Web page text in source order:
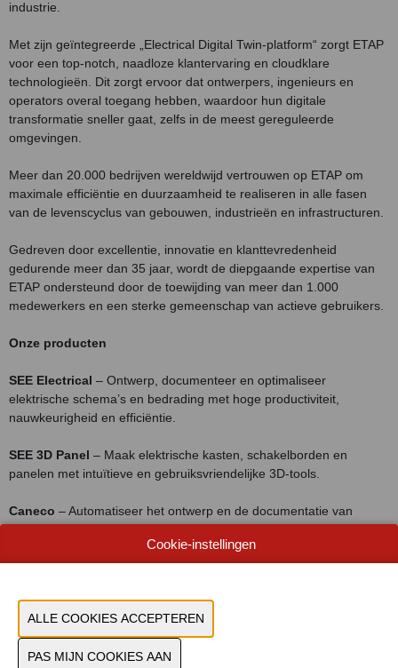
industrie.
Met zijn geïntegreerde „Electrical Digital Twin-platform“ zorgt ETAP
voor een top-notch, naadloze klantervaring en cloudklare
technologieën. Dit zorgt ervoor dat ontwerpers, ingenieurs en
operators overal toegang hebben, waardoor hun digitale
transformatie sneller gaat, zelfs in de meest gereguleerde
omgevingen.
Meer dan 20.000 bedrijven wereldwijd vertrouwen op ETAP om
maximale efficiëntie en duurzaamheid te realiseren in alle fasen
van de levenscyclus van gebouwen, industrieën en infrastructuren.
Gedreven door excellentie, innovatie en klanttevredenheid
gedurende meer dan 35 jaar, wordt de diepgaande expertise van
ETAP ondersteund door de toewijding van meer dan 1.000
medewerkers en een sterke gemeenschap van actieve gebruikers.
Onze producten
SEE Electrical – Ontwerp, documenteer en optimaliseer
elektrische schema’s en bedrading met hoge productiviteit,
nauwkeurigheid en efficiëntie.
SEE 3D Panel – Maak elektrische kasten, schakelborden en
panelen met intuïtieve en gebruiksvriendelijke 3D-tools.
Caneco – Automatiseer het ontwerp en de documentatie van
AutoCAD® om BIM-projecten te verrijken met nauwkeurige
informatie.
ETAP Power Simulator – Modelleer, simuleer en optimaliseer
Cookie-instellingen